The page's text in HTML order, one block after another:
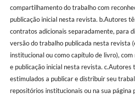
compartilhamento do trabalho com
publicação inicial nesta revista. b.Autores
contratos adicionais separadamente, para
versão do trabalho publicada nesta revista
institucional ou como capítulo de livro),
e publicação inicial nesta revista. c.Autores
estimulados a publicar e distribuir seu
repositórios institucionais ou na sua página